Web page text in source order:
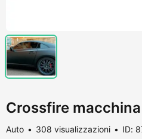
Crossfire
Auto 308 visualizzazioni ID: